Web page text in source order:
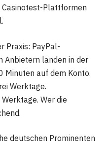
Plattformen
Praxis: PayPal-
Anbietern landen in der
Minuten auf dem Konto.
Werktage.
Wer die
deutschen Prominenten